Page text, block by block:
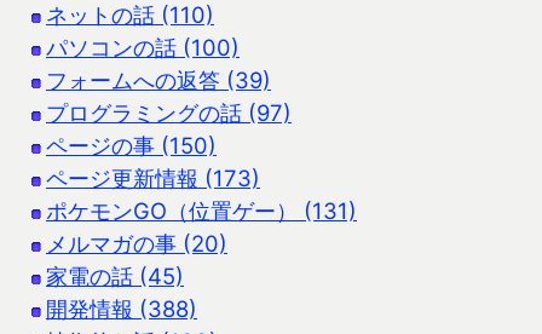
ネットの話 (110)
パソコンの話 (100)
フォームへの返答 (39)
プログラミングの話 (97)
ページの事 (150)
ページ更新情報 (173)
ポケモンGO（位置ゲー） (131)
メルマガの事 (20)
家電の話 (45)
開発情報 (388)